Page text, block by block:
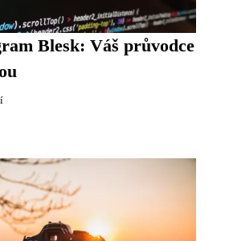
Blesk: Váš průvodce